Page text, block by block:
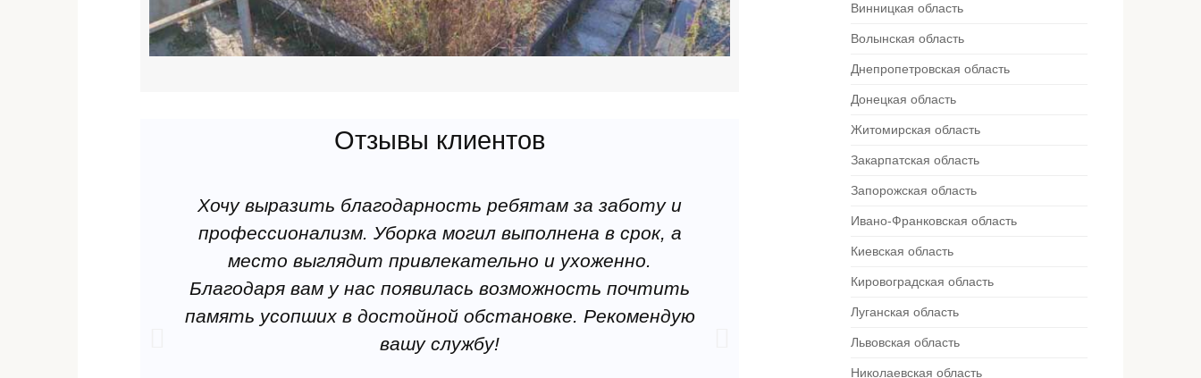
Зажжение лампадки;
Завезти землю или песок на могилу;
проведенных работ на кладбище.Отзывы клиентов
Хочу выразить благодарность ребятам за заботу и
профессионализм. Уборка могил выполнена в срок, а
место выглядит привлекательно и ухоженно.
Благодаря вам у нас появилась возможность почтить
память усопших в достойной обстановке. Рекомендую
вашу службу!
профессионально команда справилась с уборкой
захоронения на кладбище. Работа
внимательно, с заботой, и это оценивается.
приятно видеть, что есть люди, которые
к своей работе с таким чувством
Спасибо вам за ваш вклад в сохранение ухода
Винницкая область
Волынская область
Днепропетровская область
Донецкая область
Житомирская область
Закарпатская область
Запорожская область
Ивано-Франковская область
Киевская область
Кировоградская область
Луганская область
Львовская область
Николаевская область